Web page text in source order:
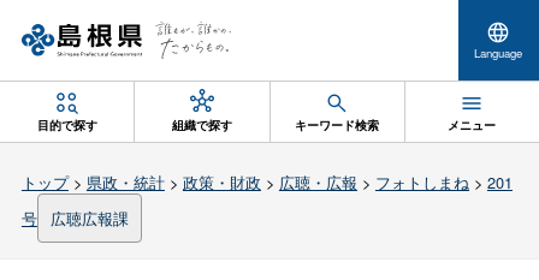
Language
目的で探す 組織で探す キーワード検索 メニュー
トップ> 県政・統計> 政策・財政 > 広聴・広報 > フォトしまね> 201
号
広聴広報課